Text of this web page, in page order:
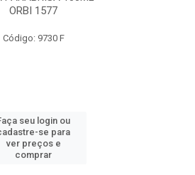
ORBI 246
Código: 9730 E
Faça seu login ou
cadastre-se para
ver preços e
comprar